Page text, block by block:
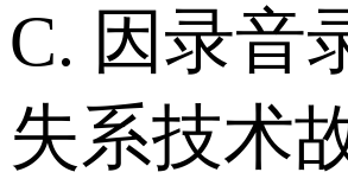
C. 因录音
失系技术